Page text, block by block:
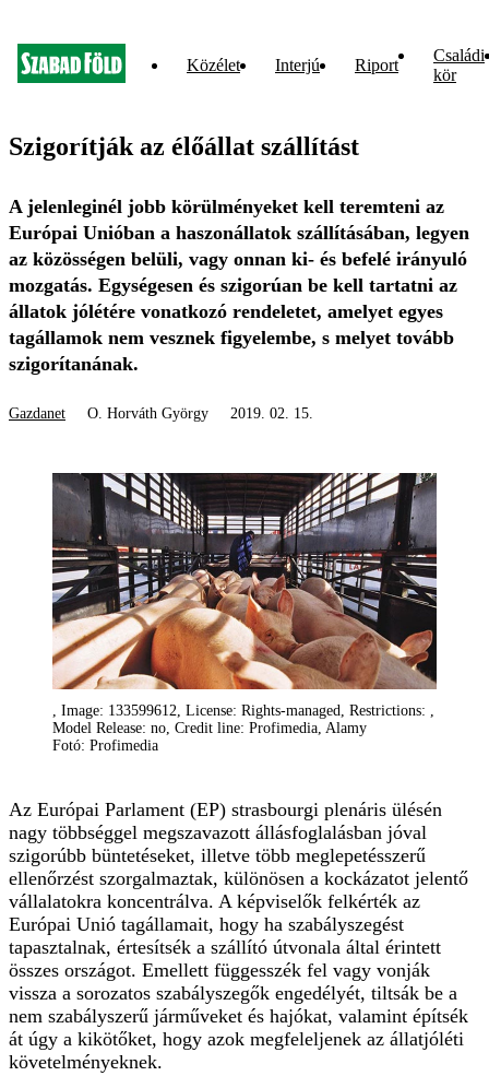
Közélet Interjú Riport
Családi
kör
Szigorítják az élőállat szállítást
A jelenleginél jobb körülményeket kell teremteni az
Európai Unióban a haszonállatok szállításában, legyen
az közösségen belüli, vagy onnan ki- és befelé irányuló
mozgatás. Egységesen és szigorúan be kell tartatni az
állatok jólétére vonatkozó rendeletet, amelyet egyes
tagállamok nem vesznek figyelembe, s melyet tovább
szigorítanának.
Gazdanet O. Horváth György 2019. 02. 15.
, Image: 133599612, License: Rights-managed, Restrictions: ,
Model Release: no, Credit line: Profimedia, Alamy
Fotó: Profimedia
Az Európai Parlament (EP) strasbourgi plenáris ülésén
nagy többséggel megszavazott állásfoglalásban jóval
szigorúbb büntetéseket, illetve több meglepetésszerű
ellenőrzést szorgalmaztak, különösen a kockázatot jelentő
vállalatokra koncentrálva. A képviselők felkérték az
Európai Unió tagállamait, hogy ha szabályszegést
tapasztalnak, értesítsék a szállító útvonala által érintett
összes országot. Emellett függesszék fel vagy vonják
vissza a sorozatos szabályszegők engedélyét, tiltsák be a
nem szabályszerű járműveket és hajókat, valamint építsék
át úgy a kikötőket, hogy azok megfeleljenek az állatjóléti
követelményeknek.